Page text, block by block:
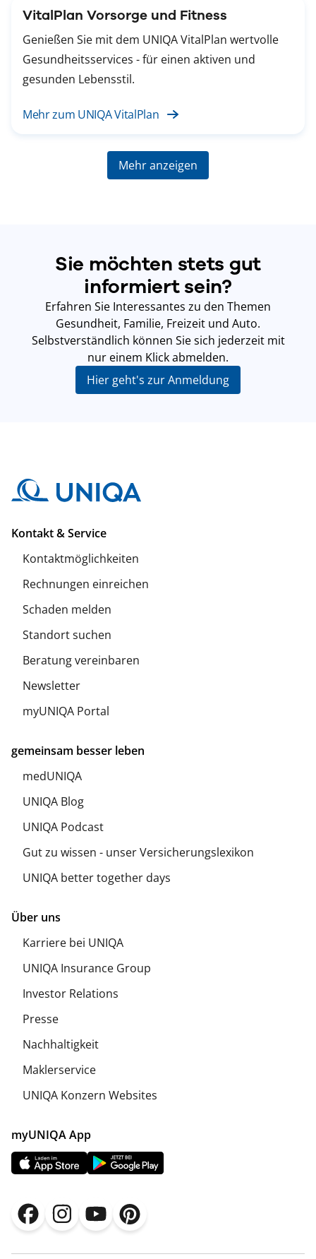
VitalPlan Vorsorge und Fitness
Genießen Sie mit dem UNIQA VitalPlan wertvolle
Gesundheitsservices - für einen aktiven und
gesunden Lebensstil.
Mehr zum UNIQA VitalPlan
Mehr anzeigen
Sie möchten stets gut
informiert sein?
Erfahren Sie Interessantes zu den Themen
Gesundheit, Familie, Freizeit und Auto.
Selbstverständlich können Sie sich jederzeit mit
nur einem Klick abmelden.
Hier geht's zur Anmeldung
Kontakt & Service
Kontaktmöglichkeiten
Rechnungen einreichen
Schaden melden
Standort suchen
Beratung vereinbaren
Newsletter
myUNIQA Portal
gemeinsam besser leben
medUNIQA
UNIQA Blog
UNIQA Podcast
Gut zu wissen - unser Versicherungslexikon
UNIQA better together days
Über uns
Karriere bei UNIQA
UNIQA Insurance Group
Investor Relations
Presse
Nachhaltigkeit
Maklerservice
UNIQA Konzern Websites
myUNIQA App